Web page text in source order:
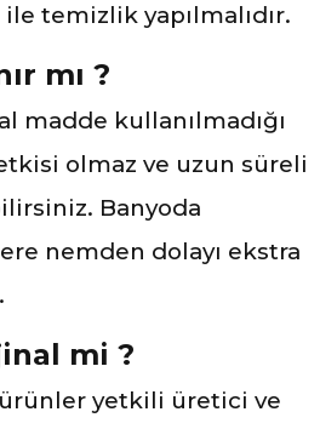
temizlik yapılmalıdır.
mı ?
madde kullanılmadığı
olmaz ve uzun süreli
Banyoda
nemden dolayı ekstra
mi ?
yetkili üretici ve